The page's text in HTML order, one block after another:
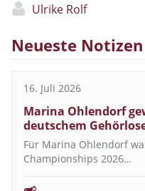
Ulrike Rolf
Neueste Notizen
16. Juli 2026
Marina Ohlendorf
deutschem
Für Marina Ohlendorf
Championships 2026…